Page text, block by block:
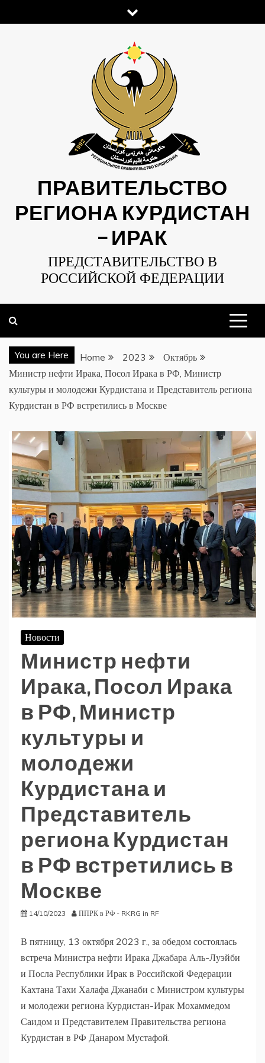
to
ПРАВИТЕЛЬСТВО
РЕГИОНА КУРДИСТАН
— ИРАК
ПРЕДСТАВИТЕЛЬСТВО В
РОССИЙСКОЙ ФЕДЕРАЦИИ
You are Here Home 2023
Октябрь
Министр нефти Ирака, Посол Ирака в РФ, Министр
культуры и молодежи Курдистана и Представитель региона
Курдистан в РФ встретились в Москве
Новости
Министр нефти
Ирака, Посол Ирака
в РФ, Министр
культуры и
молодежи
Курдистана и
Представитель
региона Курдистан
в РФ встретились в
Москве
14/10/2023 ППРК в РФ - RKRG in RF
В пятницу, 13 октября 2023 г., за обедом состоялась
встреча Министра нефти Ирака Джабара Аль-Луэйби
и Посла Республики Ирак в Российской Федерации
Кахтана Тахи Халафа Джанаби с Министром культуры
и молодежи региона Курдистан-Ирак Мохаммедом
Саидом и Представителем Правительства региона
Курдистан в РФ Данаром Мустафой.